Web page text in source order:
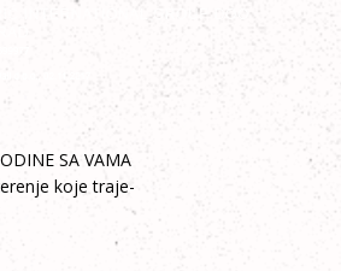
SA VAMA
koje traje-